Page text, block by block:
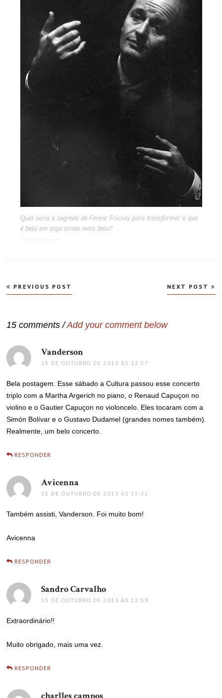
Qual seria o segredo de Ferenc Fricsay para transformar o que
é belo em algo ainda mais belo?
Navegação
de
PREVIOUS POST NEXT POST
15 comments /Add your comment below
Vanderson
15 DE OUTUBRO DE 2013 ÀS 12:57
Bela postagem. Esse sábado a Cultura passou esse concerto
triplo com a Martha Argerich no piano, o Renaud Capuçon no
violino e o Gautier Capuçon no violoncelo. Eles tocaram com a
Simón Bolívar e o Gustavo Dudamel (grandes nomes também).
Realmente, um belo concerto.
RESPONDER
Avicenna
15 DE OUTUBRO DE 2013 ÀS 15:22
Também assisti, Vanderson. Foi muito bom!
Avicenna
RESPONDER
Sandro Carvalho
15 DE OUTUBRO DE 2013 ÀS 12:59
Extraordinário!!
Muito obrigado, mais uma vez.
RESPONDER